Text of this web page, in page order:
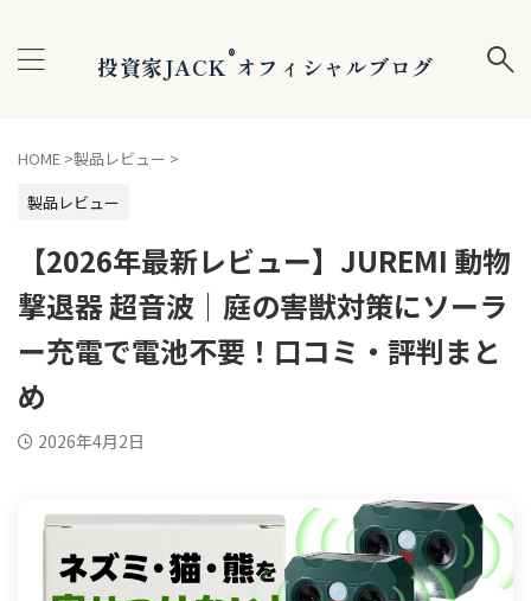
投資家JACK®オフィシャルブログ
HOME >製品レビュー >
製品レビュー
【2026年最新レビュー】JUREMI 動物
撃退器 超音波｜庭の害獣対策にソーラ
ー充電で電池不要！口コミ・評判まと
め
2026年4月2日